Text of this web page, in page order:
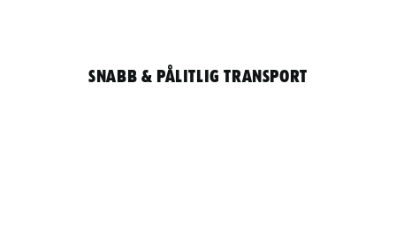
Snabb & pålitlig transport